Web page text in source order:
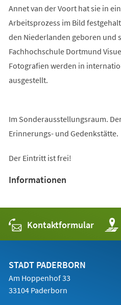
Annet van der Voort hat sie in
Arbeitsprozess im Bild
den Niederlanden geboren und
Fachhochschule Dortmund
Fotografien werden in
ausgestellt.
Im Sonderausstellungsraum.
Erinnerungs- und Gedenkstätte.
Der Eintritt ist frei!
Informationen
Kontaktformular
in
STADT PADERBORN
Am Hoppenhof 33
33104 Paderborn